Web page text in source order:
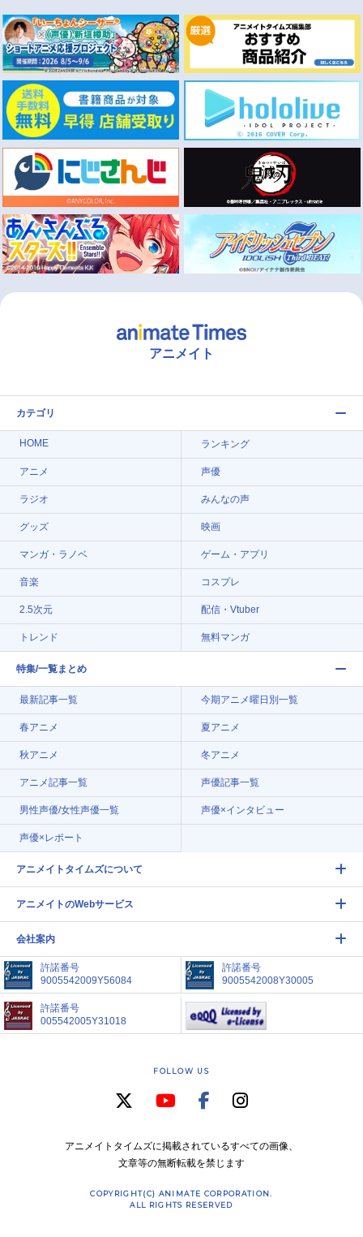
アニメイト
カテゴリ
HOME ランキング
アニメ 声優
ラジオ みんなの声
グッズ 映画
マンガ・ラノベ ゲーム・アプリ
音楽 コスプレ
2.5次元 配信・Vtuber
トレンド 無料マンガ
特集/一覧まとめ
最新記事一覧 今期アニメ曜日別一覧
春アニメ 夏アニメ
秋アニメ 冬アニメ
アニメ記事一覧 声優記事一覧
男性声優/女性声優一覧 声優×インタビュー
声優×レポート
アニメイトタイムズについて
アニメイトのWebサービス
会社案内
許諾番号
9005542009Y56084
許諾番号
9005542008Y30005
許諾番号
005542005Y31018
FOLLOW US
アニメイトタイムズに掲載されているすべての画像、
文章等の無断転載を禁じます
COPYRIGHT(C) ANIMATE CORPORATION.
ALL RIGHTS RESERVED